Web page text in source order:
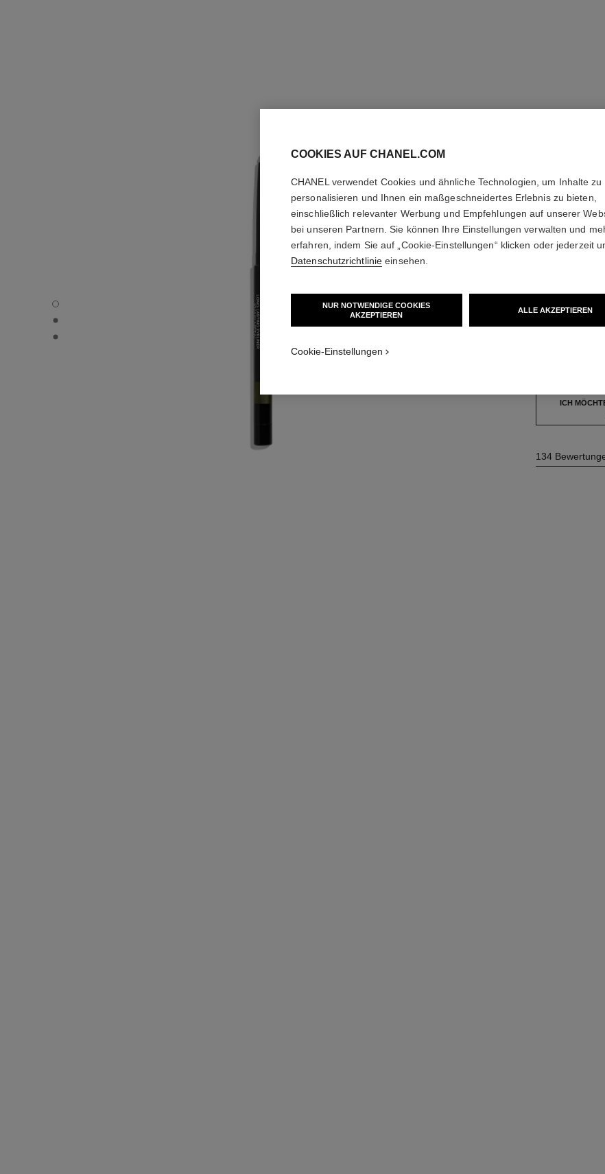
STYLO YEUX WATERPROOF - Standardansicht
STYLO YEUX WATERPROOF - Alternative Ansicht 1
STYLO YEUX WATERPROOF - Ansicht der grundlegenden Textur
STYLO
Eyeliner und
Ref. 187056
ICH
134
COOKIES AUF CHANEL.COM
CHANEL verwendet Cookies und ähnliche Technologien, um Inhalte zu
personalisieren und Ihnen ein maßgeschneidertes Erlebnis zu bieten,
einschließlich relevanter Werbung und Empfehlungen auf unserer
bei unseren Partnern. Sie können Ihre Einstellungen verwalten und
erfahren, indem Sie auf „Cookie-Einstellungen“ klicken oder jederzeit
Datenschutzrichtlinie einsehen.
NUR NOTWENDIGE COOKIES
AKZEPTIEREN
ALLE AKZEPTIEREN
Cookie-Einstellungen